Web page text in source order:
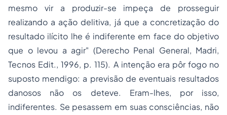
mesmo vir a produzir-se impeça de prosseguir
realizando a ação delitiva, já que a concretização do
resultado ilícito lhe é indiferente em face do objetivo
que o levou a agir" (Derecho Penal General, Madri,
Tecnos Edit., 1996, p. 115). A intenção era pôr fogo no
suposto mendigo: a previsão de eventuais resultados
danosos não os deteve. Eram-lhes, por isso,
indiferentes. Se pesassem em suas consciências, não